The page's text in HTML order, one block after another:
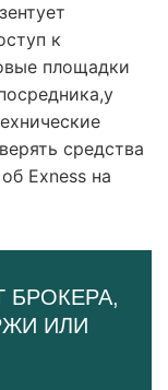
к
площадки
средства
Exness на
БРОКЕРА,
ИЛИ